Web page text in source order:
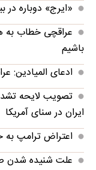
«ایرج» دوباره
عراقچی خطاب به
باشیم
ادعای المیادین:
تصویب لایحه
ایران در سنای آمریکا
اعتراض ترامپ به
علت شنیده شدن